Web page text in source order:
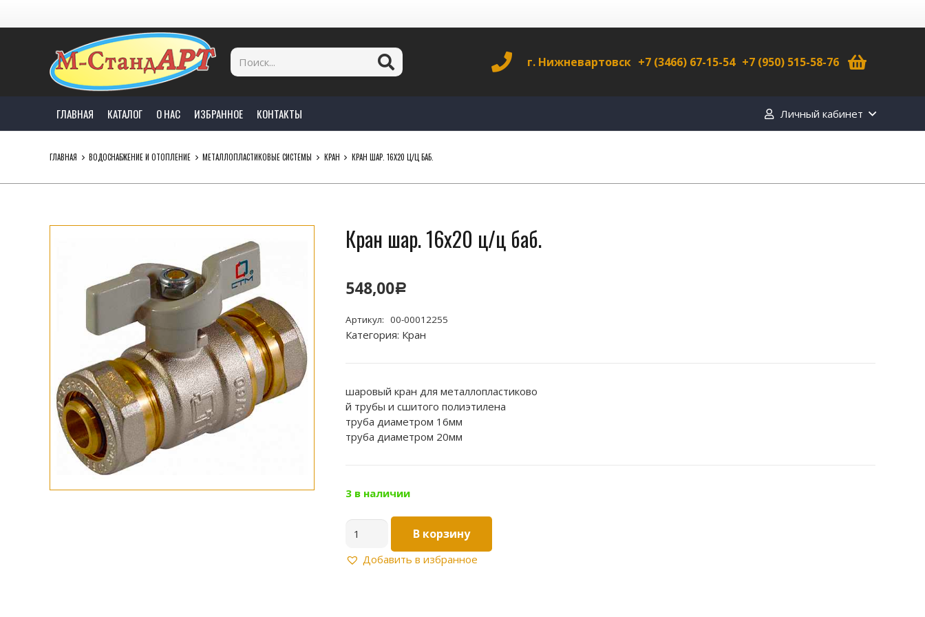
г. Нижневартовск +7 (3466) 67-15-54 +7 (950) 515-58-76
ГЛАВНАЯ КАТАЛОГ О НАС ИЗБРАННОЕ КОНТАКТЫ Личный кабинет
ГЛАВНАЯ ВОДОСНАБЖЕНИЕ И ОТОПЛЕНИЕ МЕТАЛЛОПЛАСТИКОВЫЕ СИСТЕМЫ КРАН КРАН ШАР. 16Х20 Ц/Ц БАБ.
Кран шар. 16х20 ц/ц баб.
548,00Р
Артикул: 00-00012255
Категория: Кран
шаровый кран для металлопластиково
й трубы и сшитого полиэтилена
труба диаметром 16мм
труба диаметром 20мм
3 в наличии
товара
Кран
В корзину
Добавить в избранное